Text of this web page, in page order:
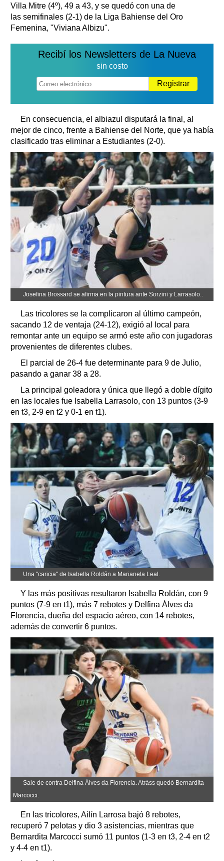
Villa Mitre (4º), 49 a 43, y se quedó con una de
las semifinales (2-1) de la Liga Bahiense del Oro
Femenina, "Viviana Albizu".
Recibí los Newsletters de La Nueva
sin costo
Registrar
En consecuencia, el albiazul disputará la final, al
mejor de cinco, frente a Bahiense del Norte, que ya había
clasificado tras eliminar a Estudiantes (2-0).
Josefina Brossard se afirma en la pintura ante Sorzini y Larrasolo..
Las tricolores se la complicaron al último campeón,
sacando 12 de ventaja (24-12), exigió al local para
remontar ante un equipo se armó este año con jugadoras
provenientes de diferentes clubes.
El parcial de 26-4 fue determinante para 9 de Julio,
pasando a ganar 38 a 28.
La principal goleadora y única que llegó a doble dígito
en las locales fue Isabella Larrasolo, con 13 puntos (3-9
en t3, 2-9 en t2 y 0-1 en t1).
Una "caricia" de Isabella Roldán a Marianela Leal.
Y las más positivas resultaron Isabella Roldán, con 9
puntos (7-9 en t1), más 7 rebotes y Delfina Álves da
Florencia, dueña del espacio aéreo, con 14 rebotes,
además de convertir 6 puntos.
Sale de contra Delfina Álves da Florencia. Atráss quedó Bernardita
Marcocci.
En las tricolores, Ailín Larrosa bajó 8 rebotes,
recuperó 7 pelotas y dio 3 asistencias, mientras que
Bernardita Marcocci sumó 11 puntos (1-3 en t3, 2-4 en t2
y 4-4 en t1).